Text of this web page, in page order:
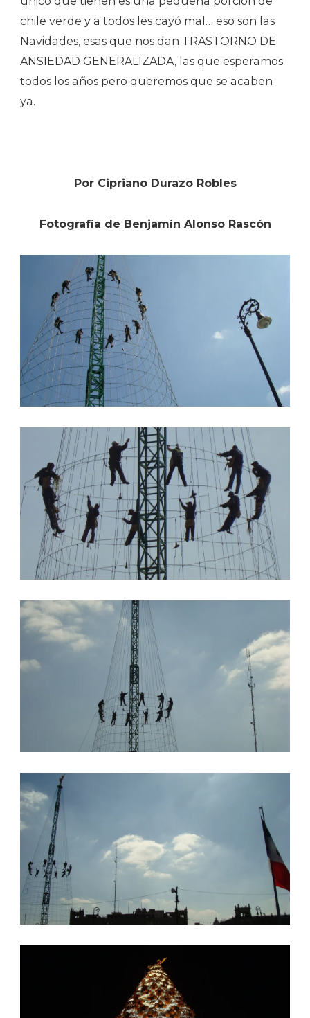
chile verde y a todos les cayó mal… eso son las
Navidades, esas que nos dan TRASTORNO DE
ANSIEDAD GENERALIZADA, las que esperamos
todos los años pero queremos que se acaben
ya.
Por Cipriano Durazo Robles
Fotografía de Benjamín Alonso Rascón